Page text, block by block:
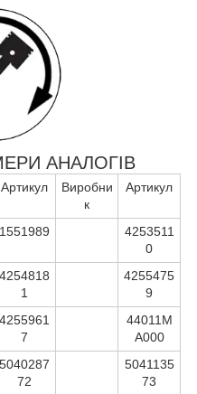
АНАЛОГІВ
Артикул
Виробни
к
Артикул
1551989
4253511
0
4254818
1
4255475
9
4255961
7
44011M
A000
5040287
72
5041135
73